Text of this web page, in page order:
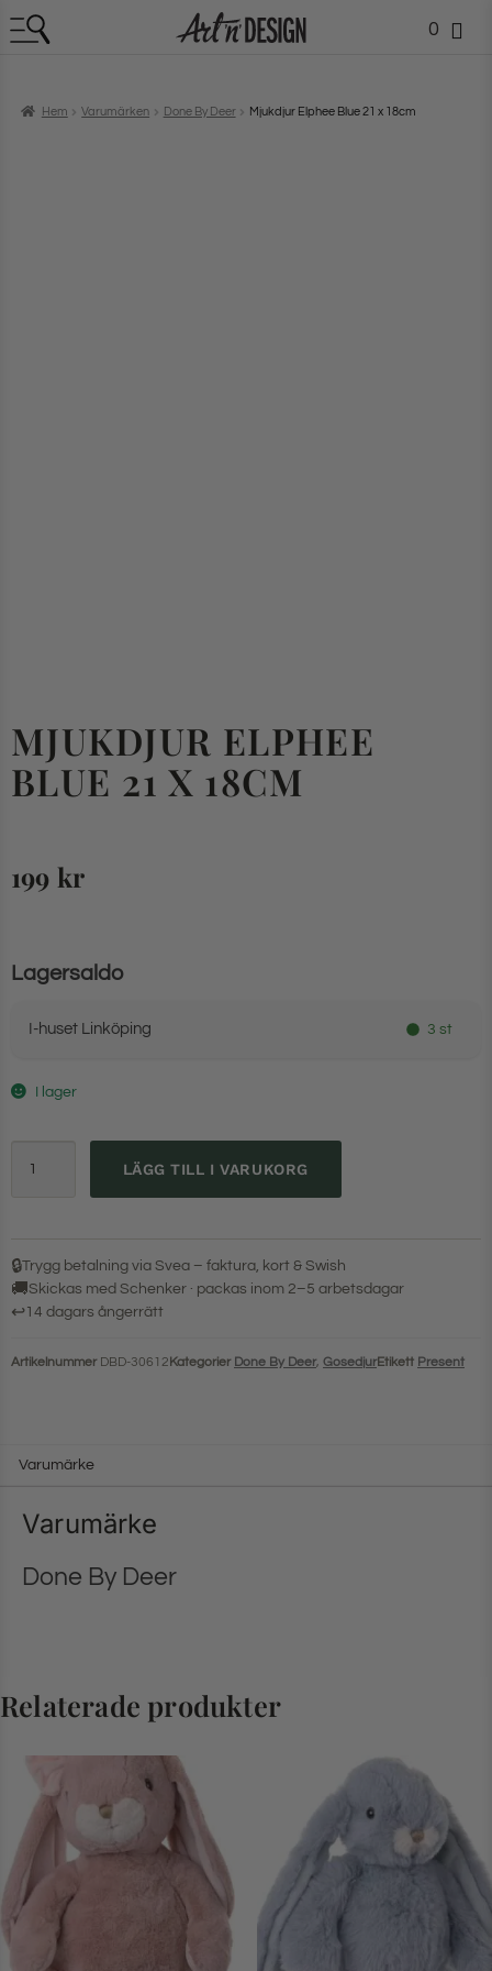
0
Hem Varumärken Done By Deer Mjukdjur Elphee Blue 21 x 18cm
MJUKDJUR ELPHEE
BLUE 21 X 18CM
199 kr
Lagersaldo
I-huset Linköping 3 st
I lager
LÄGG TILL I VARUKORG
🔒Trygg betalning via Svea – faktura, kort & Swish
🚚Skickas med Schenker · packas inom 2–5 arbetsdagar
↩14 dagars ångerrätt
Artikelnummer DBD-30612Kategorier Done By Deer, GosedjurEtikett Present
Varumärke
Varumärke
Done By Deer
Relaterade produkter